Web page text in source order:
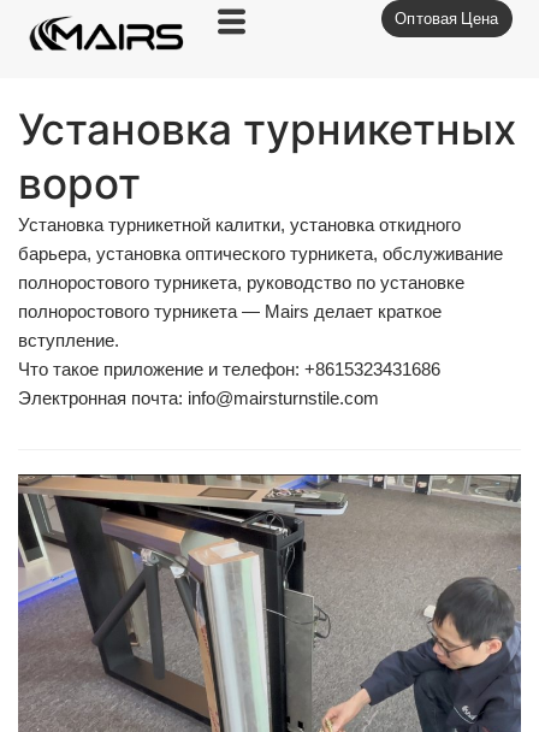
Перейти
Оптовая Цена
Установка турникетных
ворот
Установка турникетной калитки, установка откидного
барьера, установка оптического турникета, обслуживание
полноростового турникета, руководство по установке
полноростового турникета — Mairs делает краткое
вступление.
Что такое приложение и телефон: +8615323431686
Электронная почта: info@mairsturnstile.com